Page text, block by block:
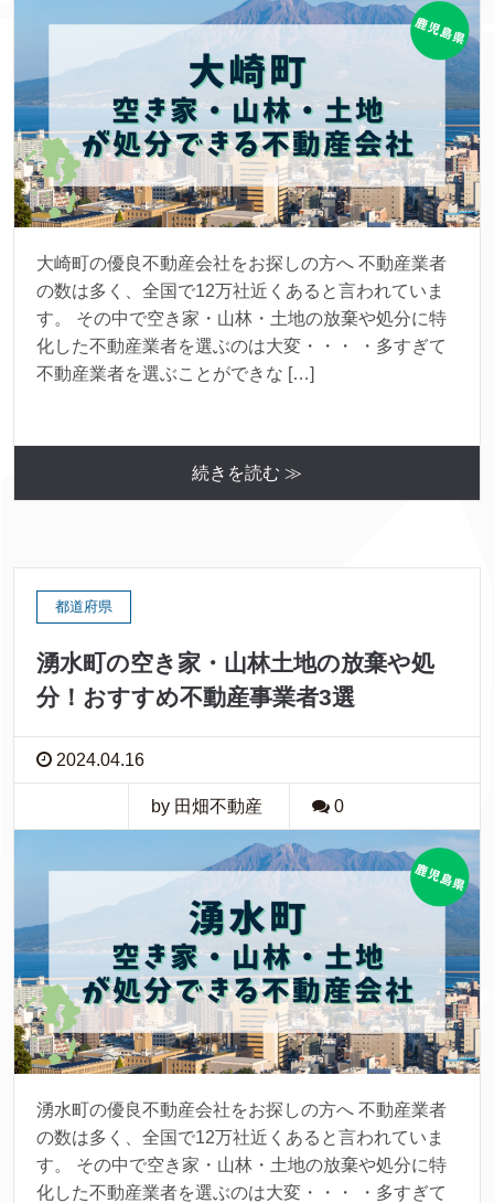
大崎町の優良不動産会社をお探しの方へ 不動産業者
の数は多く、全国で12万社近くあると言われていま
す。 その中で空き家・山林・土地の放棄や処分に特
化した不動産業者を選ぶのは大変・・・ ・多すぎて
不動産業者を選ぶことができな […]
続きを読む ≫
都道府県
湧水町の空き家・山林土地の放棄や処
分！おすすめ不動産事業者3選
2024.04.16
by 田畑不動産 0
湧水町の優良不動産会社をお探しの方へ 不動産業者
の数は多く、全国で12万社近くあると言われていま
す。 その中で空き家・山林・土地の放棄や処分に特
化した不動産業者を選ぶのは大変・・・ ・多すぎて